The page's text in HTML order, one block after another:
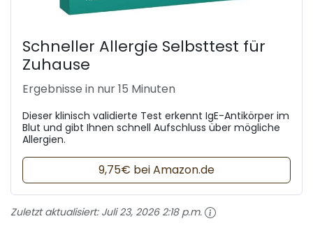
Schneller Allergie Selbsttest für
Zuhause
Ergebnisse in nur 15 Minuten
Dieser klinisch validierte Test erkennt IgE-Antikörper im
Blut und gibt Ihnen schnell Aufschluss über mögliche
Allergien.
9,75€ bei Amazon.de
Zuletzt aktualisiert: Juli 23, 2026 2:18 p.m.